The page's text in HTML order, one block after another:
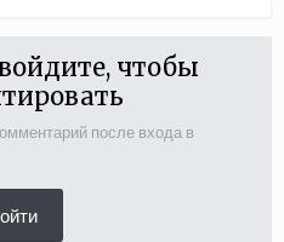
чтобы
после входа в